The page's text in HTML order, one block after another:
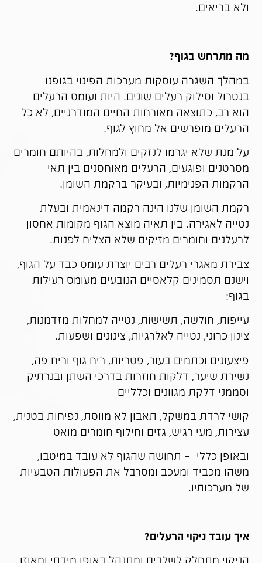
ולא בריאים.
מה מתרחש בגוף?
במהלך השגרה עוסקות מערכות הפינוי בגופנו
בנטרול וסילוק רעלים שונים. היות ועומס הרעלים
הוא רב, כתוצאה מאורחות החיים המודרניים, לא כל
הרעלים מופרשים אל מחוץ לגוף.
על מנת שלא יגרמו לנזקים ולמחלות, בהיותם חומרים
מסרטנים ופוגעים, הרעלים מאוחסנים בין תאי
הרקמות הפנימיות, ובעיקר ברקמת השומן.
רקמת השומן שלנו הינה רקמה דינאמית ובעלת
נטייה לאגירה. בין תאיה מוצא הגוף מקומות אחסון
לרעלנים וחומרים מזיקים שלא הצליח לפנות.
צבירת מאגרי רעלים רבים יוצרת עומס כבד על הגוף,
וישנם תסמינים קלאסיים הנובעים מעומס רעילות
בגוף:
עייפות, חולשה, תשישות, נטייה למחלות מזדמנות,
צינון כרוני, נטייה לאלרגיות, צינונים ושפעות.
פיצעונים וכתמים בעור, פטריות, ריח גוף וריח פה,
נשירת שיער, דלקות חוזרות בדרכי השתן ובנרתיק
וסממני דלקת מגוונים וכלליים
קושי לרדת במשקל, תאבון לא מווסת, נפיחות בטנית,
עצירות, מעי רגיש, גזים וחילוף חומרים מואט
ובאופן כללי – תחושה שהגוף לא עובד במיטבו,
משהו מכביד ומעכב ומסרבל את הפעולות הטבעיות
של מערכותיו.
איך עובד ניקוי הרעלים?
הניקוי מתחלק לשלבים ומתנהל באופן מידתי ומאוזן.